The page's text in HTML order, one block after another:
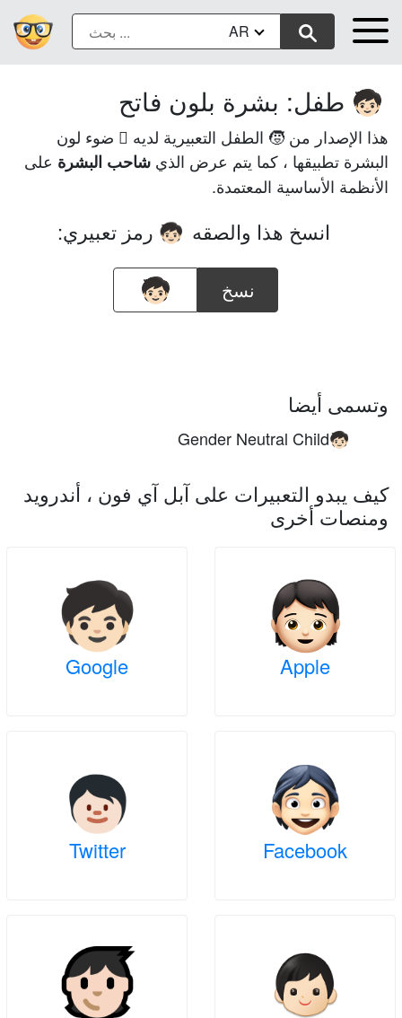
AR
🧒🏻 طفل: بشرة بلون فاتح
هذا الإصدار من 🧒 الطفل التعبيرية لديه 🏻 ضوء لون
البشرة تطبيقها ، كما يتم عرض الذي شاحب البشرة على
الأنظمة الأساسية المعتمدة.
انسخ هذا والصقه 🧒🏻 رمز تعبيري:
نسخ
وتسمى أيضا
🧒🏻
Gender Neutral Child
كيف يبدو التعبيرات على آبل آي فون ، أندرويد
ومنصات أخرى
Apple
Google
Facebook
Twitter